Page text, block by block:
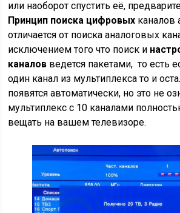
или наоборот спустить её,
Принцип поиска цифровых каналов
отличается от поиска аналоговых
исключением того что поиск и
каналов ведется пакетами, то есть
один канал из мультиплекса то и
появятся автоматически, но это не
мультиплекс с 10 каналами
вещать на вашем телевизоре.